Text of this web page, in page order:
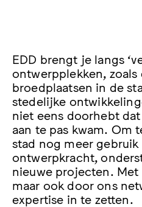
EDD brengt je langs
ontwerpplekken, zoals
broedplaatsen in de
stedelijke
niet eens doorhebt
aan te pas kwam. Om
stad nog meer gebruik
ontwerpkracht,
nieuwe projecten.
maar ook door ons
expertise in te zetten.